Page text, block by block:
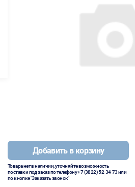
Добавить в корзину
Товара нет в наличии, уточняйте возможность
поставки под заказ по телефону+7 (3822) 52-34-73или
по кнопке "Заказать звонок"